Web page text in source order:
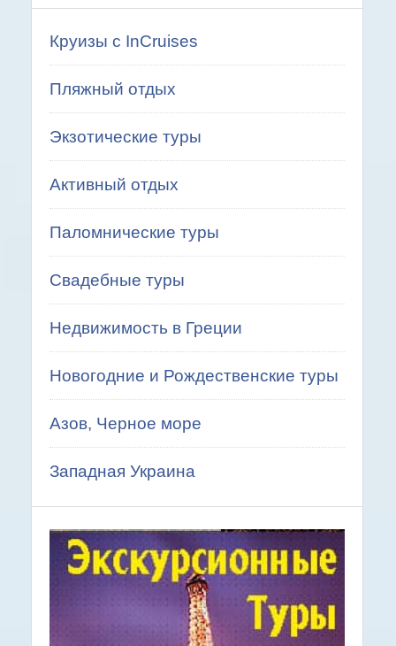
Круизы с InCruises
Пляжный отдых
Экзотические туры
Активный отдых
Паломнические туры
Свадебные туры
Недвижимость в Греции
Новогодние и Рождественские туры
Азов, Черное море
Западная Украина